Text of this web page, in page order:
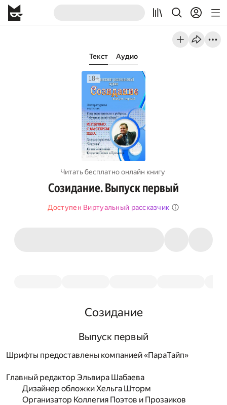
Текст Аудио
Читать бесплатно онлайн книгу
Созидание. Выпуск первый
Доступен Виртуальный рассказчик
Созидание
Выпуск первый
Шрифты предоставлены компанией «ПараТайп»
Главный редактор Эльвира Шабаева
Дизайнер обложки Хельга Шторм
Организатор Коллегия Поэтов и Прозаиков